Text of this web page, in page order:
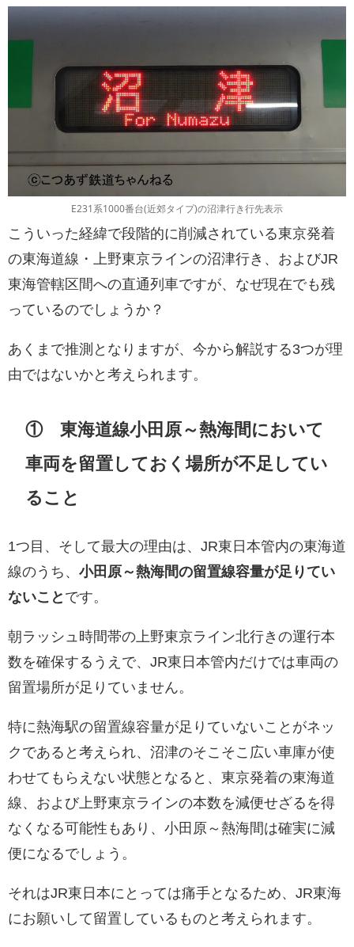
E231系1000番台(近郊タイプ)の沼津行き行先表示
こういった経緯で段階的に削減されている東京発着
の東海道線・上野東京ラインの沼津行き、およびJR
東海管轄区間への直通列車ですが、なぜ現在でも残
っているのでしょうか？
あくまで推測となりますが、今から解説する3つが理
由ではないかと考えられます。
① 東海道線小田原～熱海間において
車両を留置しておく場所が不足してい
ること
1つ目、そして最大の理由は、JR東日本管内の東海道
線のうち、 小田原～熱海間の留置線容量が足りてい
ないこと です。
朝ラッシュ時間帯の上野東京ライン北行きの運行本
数を確保するうえで、JR東日本管内だけでは車両の
留置場所が足りていません。
特に熱海駅の留置線容量が足りていないことがネッ
クであると考えられ、沼津のそこそこ広い車庫が使
わせてもらえない状態となると、東京発着の東海道
線、および上野東京ラインの本数を減便せざるを得
なくなる可能性もあり、小田原～熱海間は確実に減
便になるでしょう。
それはJR東日本にとっては痛手となるため、JR東海
にお願いして留置しているものと考えられます。